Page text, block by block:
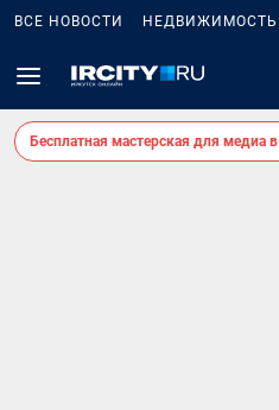
ВСЕ НОВОСТИ НЕДВИЖИМОСТЬ
Бесплатная мастерская для медиа